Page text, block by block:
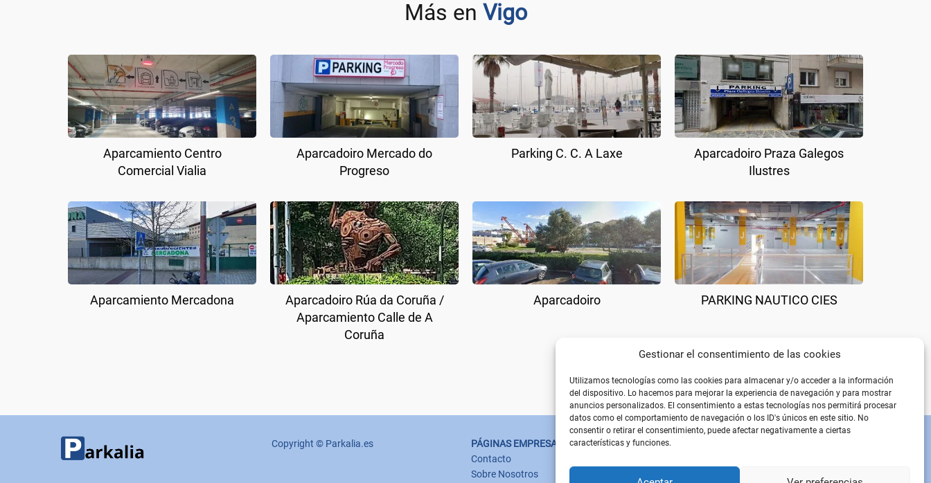
Gestionar el consentimiento de las cookies
Utilizamos tecnologías como las cookies para almacenar y/o acceder a la información
del dispositivo. Lo hacemos para mejorar la experiencia de navegación y para mostrar
anuncios personalizados. El consentimiento a estas tecnologías nos permitirá procesar
datos como el comportamiento de navegación o los ID's únicos en este sitio. No
consentir o retirar el consentimiento, puede afectar negativamente a ciertas
características y funciones.
Más en Vigo
Aparcamiento Centro
Comercial Vialia
Aparcadoiro Mercado do
Progreso
Parking C. C. A Laxe
Aparcadoiro Praza Galegos
Ilustres
Aparcamiento Mercadona
Aparcadoiro Rúa da Coruña /
Aparcamiento Calle de A
Coruña
Aparcadoiro PARKING NAUTICO CIES
Copyright © Parkalia.es
PÁGINAS EMPRESA
Contacto
Sobre Nosotros